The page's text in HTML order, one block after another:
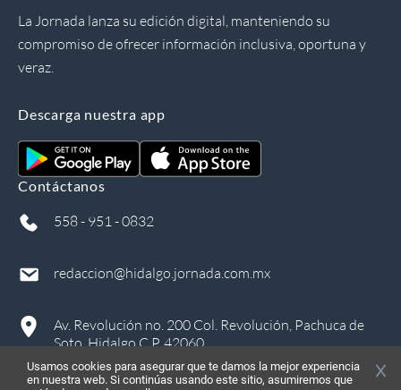
La Jornada lanza su edición digital, manteniendo su
compromiso de ofrecer información inclusiva, oportuna y
veraz.
Descarga nuestra app
Contáctanos
558 - 951 - 0832
redaccion@hidalgo.jornada.com.mx
Av. Revolución no. 200 Col. Revolución, Pachuca de
Soto, Hidalgo C.P. 42060
Usamos cookies para asegurar que te damos la mejor experiencia
en nuestra web. Si continúas usando este sitio, asumiremos que